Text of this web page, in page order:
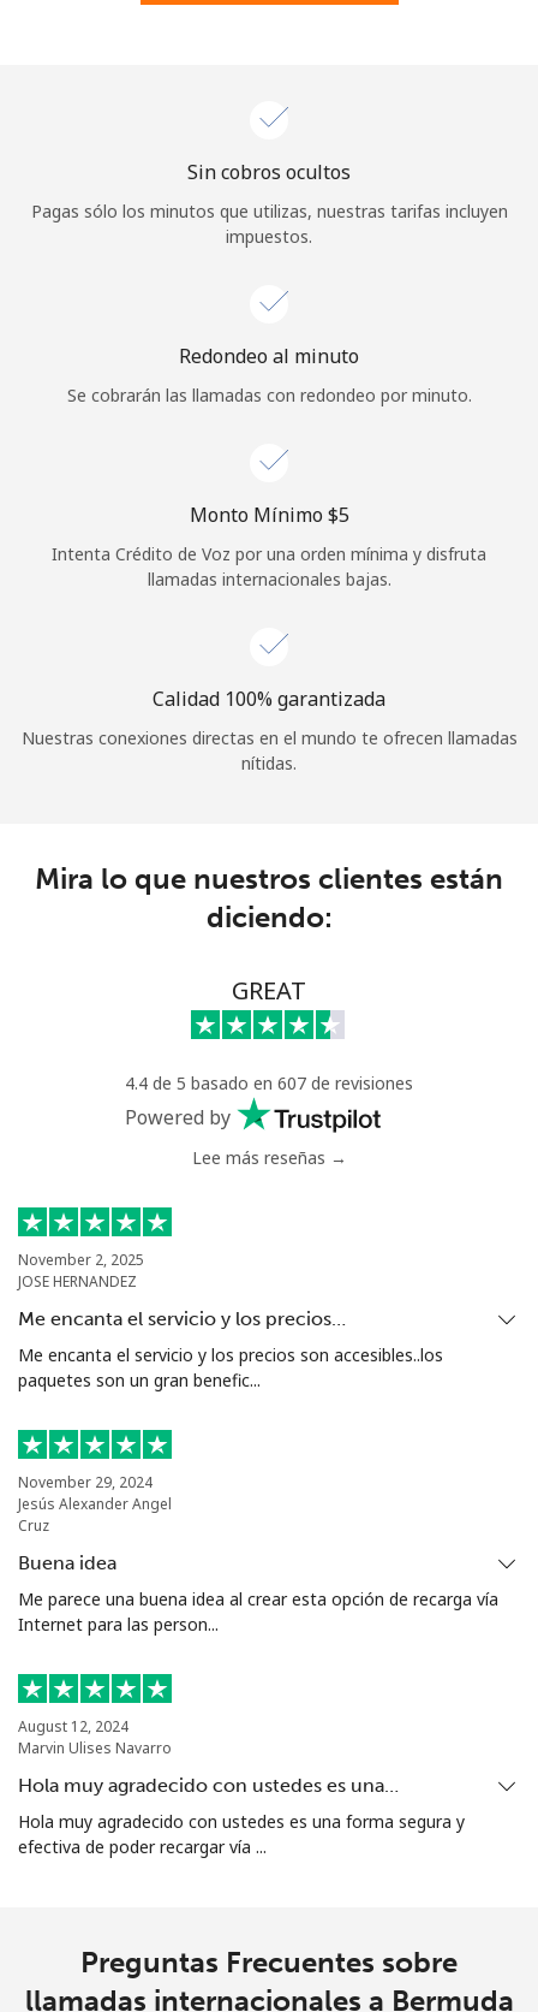
¡Hola!
Inicia sesión oREGÍSTRATE →
¿Olvidaste tu contraseña? →
Continuar con
Sin cobros ocultos
Pagas sólo los minutos que utilizas, nuestras tarifas incluyen
impuestos.
Redondeo al minuto
Se cobrarán las llamadas con redondeo por minuto.
Monto Mínimo ⁦$5⁩
Intenta Crédito de Voz por una orden mínima y disfruta
llamadas internacionales bajas.
Calidad 100% garantizada
Nuestras conexiones directas en el mundo te ofrecen llamadas
nítidas.
Mira lo que nuestros clientes están
diciendo:
GREAT
4.4 de 5 basado en 607 de revisiones
Powered by
Lee más reseñas →
November 2, 2025
JOSE HERNANDEZ
Me encanta el servicio y los precios…
Me encanta el servicio y los precios son accesibles..los
paquetes son un gran benefic...
November 29, 2024
Jesús Alexander Angel
Cruz
Buena idea
Me parece una buena idea al crear esta opción de recarga vía
Internet para las person...
August 12, 2024
Marvin Ulises Navarro
Hola muy agradecido con ustedes es una…
Hola muy agradecido con ustedes es una forma segura y
efectiva de poder recargar vía ...
Preguntas Frecuentes sobre
llamadas internacionales a Bermuda